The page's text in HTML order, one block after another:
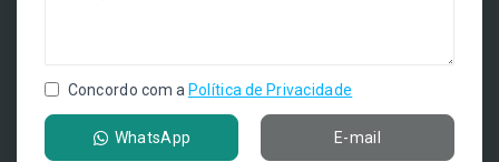
Concordo com a Política de Privacidade
WhatsApp E-mail